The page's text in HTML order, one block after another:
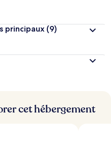
principaux (9)
cet hébergement